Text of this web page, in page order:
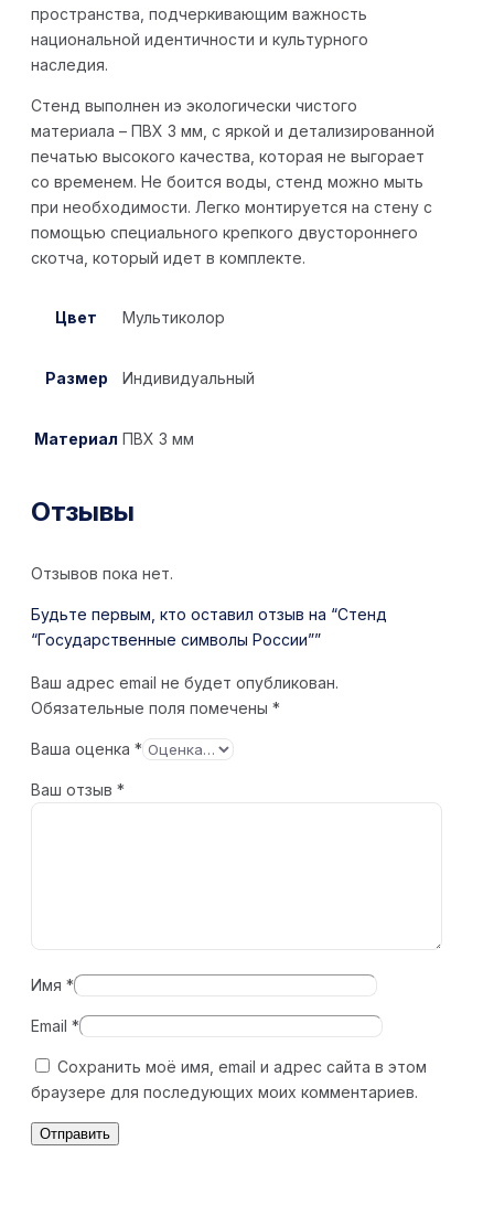
пространства, подчеркивающим важность
национальной идентичности и культурного
наследия.
Стенд выполнен иэ экологически чистого
материала – ПВХ 3 мм, с яркой и детализированной
печатью высокого качества, которая не выгорает
со временем. Не боится воды, стенд можно мыть
при необходимости. Легко монтируется на стену с
помощью специального крепкого двустороннего
скотча, который идет в комплекте.
Цвет Мультиколор
Размер Индивидуальный
Материал ПВХ 3 мм
Отзывы
Отзывов пока нет.
Будьте первым, кто оставил отзыв на “Стенд
“Государственные символы России””
Ваш адрес email не будет опубликован.
Обязательные поля помечены *
Ваша оценка *
Ваш отзыв *
Имя *
Email *
Сохранить моё имя, email и адрес сайта в этом
браузере для последующих моих комментариев.